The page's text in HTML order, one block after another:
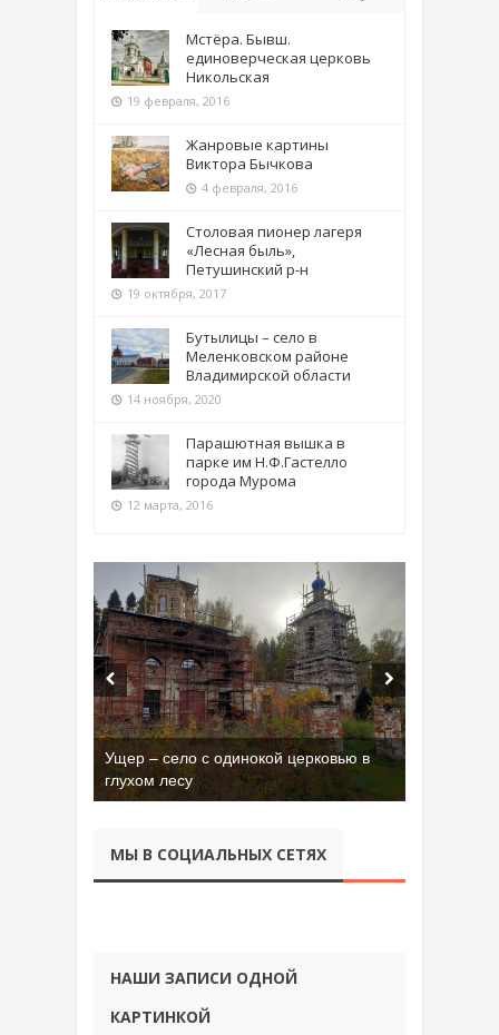
Мстёра. Бывш.
единоверческая церковь
Никольская
19 февраля, 2016
Жанровые картины
Виктора Бычкова
4 февраля, 2016
Столовая пионер лагеря
«Лесная быль»,
Петушинский р-н
19 октября, 2017
Бутылицы – село в
Меленковском районе
Владимирской области
14 ноября, 2020
Парашютная вышка в
парке им Н.Ф.Гастелло
города Мурома
12 марта, 2016
Ущер – село с одинокой церковью в
глухом лесу
Бывшая танковая часть имени Сухэ-
Батора во Владимире
МЫ В СОЦИАЛЬНЫХ СЕТЯХ
НАШИ ЗАПИСИ ОДНОЙ
КАРТИНКОЙ